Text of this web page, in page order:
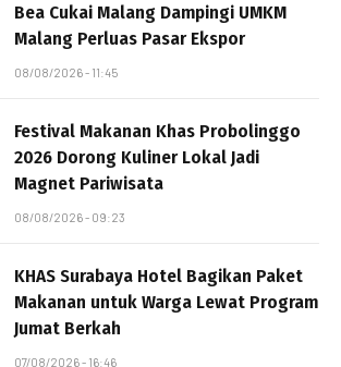
Bea Cukai Malang Dampingi UMKM
Malang Perluas Pasar Ekspor
08/08/2026 - 11:45
Festival Makanan Khas Probolinggo
2026 Dorong Kuliner Lokal Jadi
Magnet Pariwisata
08/08/2026 - 09:23
KHAS Surabaya Hotel Bagikan Paket
Makanan untuk Warga Lewat Program
Jumat Berkah
07/08/2026 - 16:46